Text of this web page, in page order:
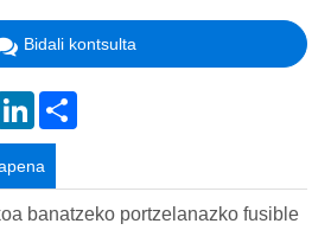
Bidali kontsulta
LinkedIn
banatzeko portzelanazko fusible